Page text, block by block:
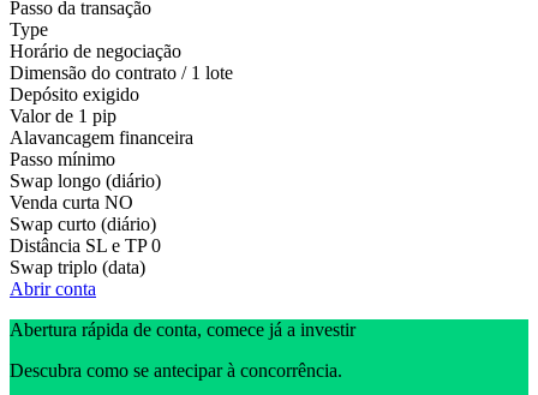
Passo da transação
Type
Horário de negociação
Dimensão do contrato / 1 lote
Depósito exigido
Valor de 1 pip
Alavancagem financeira
Passo mínimo
Swap longo (diário)
Venda curta NO
Swap curto (diário)
Distância SL e TP 0
Swap triplo (data)
Abrir conta
Abertura rápida de conta, comece já a investir
Descubra como se antecipar à concorrência.